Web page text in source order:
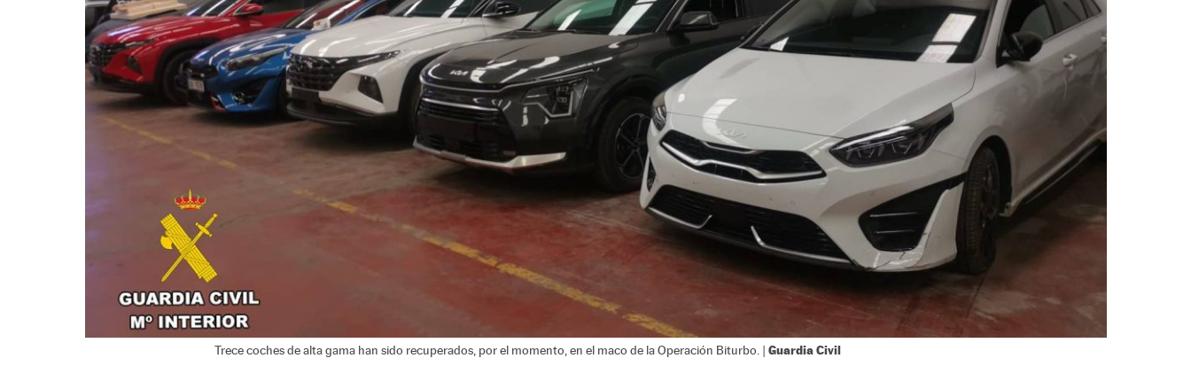
Trece coches de alta gama han sido recuperados, por el momento, en el maco de la Operación Biturbo. | Guardia Civil